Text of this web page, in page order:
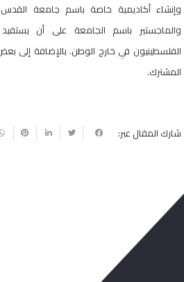
وإنشاء أكاديمية خاصة باسم جامعة القدس
والماجستير باسم الجامعة على أن
الفلسطينيون في خارج الوطن. بالإضافة إلى
المشترك.
شارك المقال عبر: